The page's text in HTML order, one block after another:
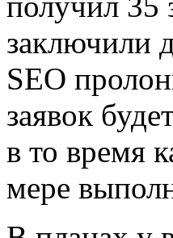
заключили
SEO
заявок
в то время
мере